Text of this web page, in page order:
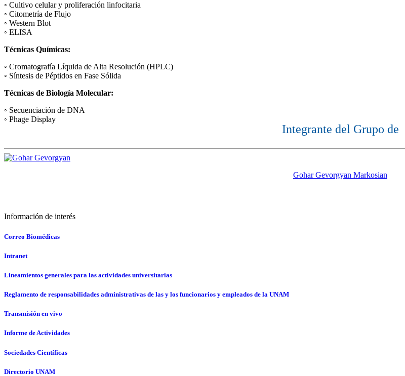
◦ Cultivo celular y proliferación linfocitaria
◦ Citometría de Flujo
◦ Western Blot
◦ ELISA
Técnicas Químicas:
◦ Cromatografía Líquida de Alta Resolución (HPLC)
◦ Síntesis de Péptidos en Fase Sólida
Técnicas de Biología Molecular:
◦ Secuenciación de DNA
◦ Phage Display
Integrante del Grupo de
Gohar Gevorgyan Markosian
Información de interés
Correo Biomédicas
Intranet
Lineamientos generales para las actividades universitarias
Reglamento de responsabilidades administrativas de las y los funcionarios y empleados de la UNAM
Transmisión en vivo
Informe de Actividades
Sociedades Científicas
Directorio UNAM